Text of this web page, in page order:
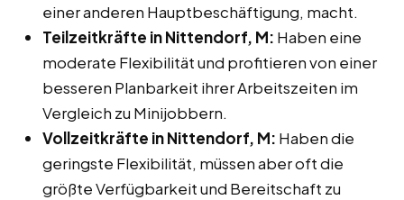
einer anderen Hauptbeschäftigung, macht.
Teilzeitkräfte in Nittendorf, M: Haben eine
moderate Flexibilität und profitieren von einer
besseren Planbarkeit ihrer Arbeitszeiten im
Vergleich zu Minijobbern.
Vollzeitkräfte in Nittendorf, M: Haben die
geringste Flexibilität, müssen aber oft die
größte Verfügbarkeit und Bereitschaft zu